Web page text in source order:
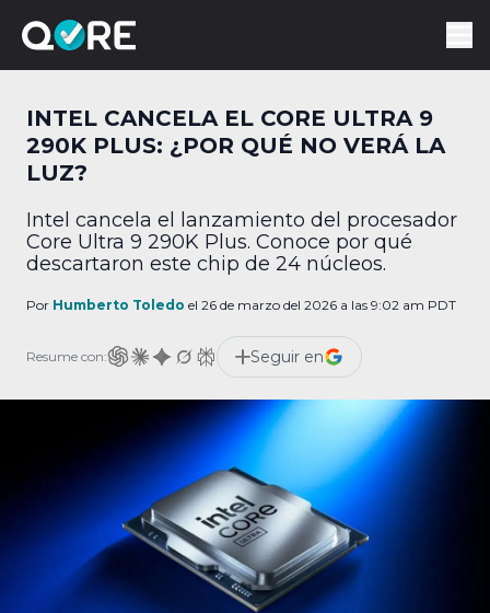
INTEL CANCELA EL CORE ULTRA 9
290K PLUS: ¿POR QUÉ NO VERÁ LA
LUZ?
Intel cancela el lanzamiento del procesador
Core Ultra 9 290K Plus. Conoce por qué
descartaron este chip de 24 núcleos.
Por Humberto Toledo el 26 de marzo del 2026 a las 9:02 am PDT
Resume con: Seguir en